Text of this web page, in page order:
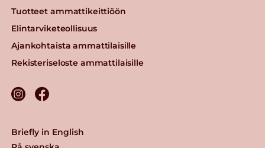
Tuotteet ammattikeittiöön
Elintarviketeollisuus
Ajankohtaista ammattilaisille
Rekisteriseloste ammattilaisille
Briefly in English